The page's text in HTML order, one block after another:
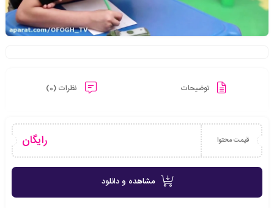
توضیحات نظرات (0)
قیمت محتوا رایگان
مشاهده و دانلود